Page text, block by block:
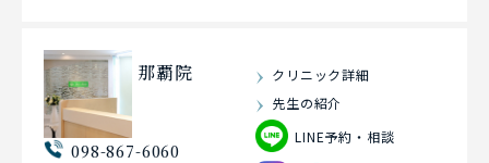
那覇院
098-867-6060
クリニック詳細
先生の紹介
LINE予約・相談